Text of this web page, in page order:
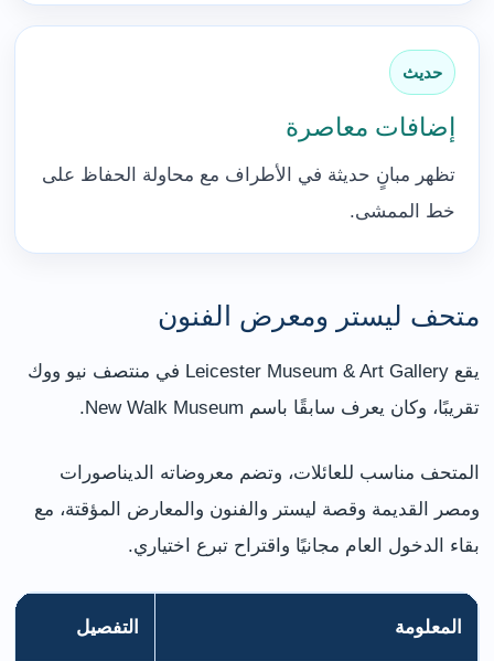
حديث
إضافات معاصرة
تظهر مبانٍ حديثة في الأطراف مع محاولة الحفاظ على
خط الممشى.
متحف ليستر ومعرض الفنون
يقع Leicester Museum & Art Gallery في منتصف نيو ووك
تقريبًا، وكان يعرف سابقًا باسم New Walk Museum.
المتحف مناسب للعائلات، وتضم معروضاته الديناصورات
ومصر القديمة وقصة ليستر والفنون والمعارض المؤقتة، مع
بقاء الدخول العام مجانيًا واقتراح تبرع اختياري.
المعلومة التفصيل